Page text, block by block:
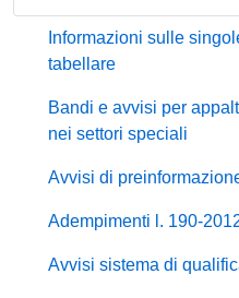
Informazioni sulle
tabellare
Bandi e avvisi per
nei settori speciali
Avvisi di
Adempimenti l. 190-
Avvisi sistema di